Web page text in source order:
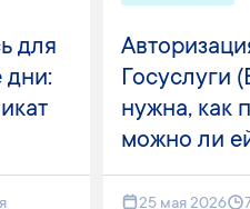
для
дни:
Госуслуги
нужна, как
можно ли
25 мая 2026